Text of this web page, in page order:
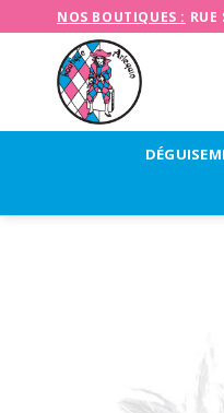
to
content
NOS BOUTIQUES :